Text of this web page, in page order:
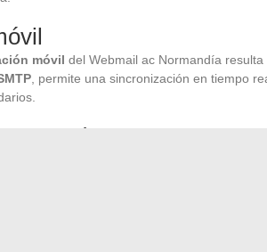
móvil del Webmail ac Normandía resulta
, permite una sincronización en tiempo